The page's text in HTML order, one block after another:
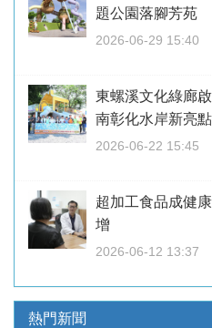
題公園落腳芳苑
2026-06-29 15:40
東螺溪文化綠廊
南彰化水岸新亮點
2026-06-22 15:45
超加工食品成健
增
2026-06-12 13:37
熱門新聞